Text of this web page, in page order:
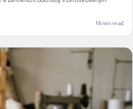
14 min read